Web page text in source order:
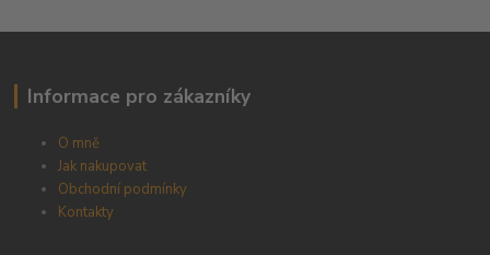
Informace pro zákazníky
O mně
Jak nakupovat
Obchodní podmínky
Kontakty